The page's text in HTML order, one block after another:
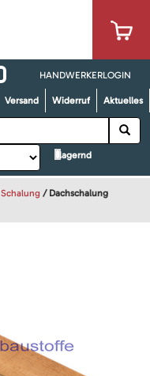
HANDWERKERLOGIN
Versand Widerruf Aktuelles
lagernd
Schalung / Dachschalung